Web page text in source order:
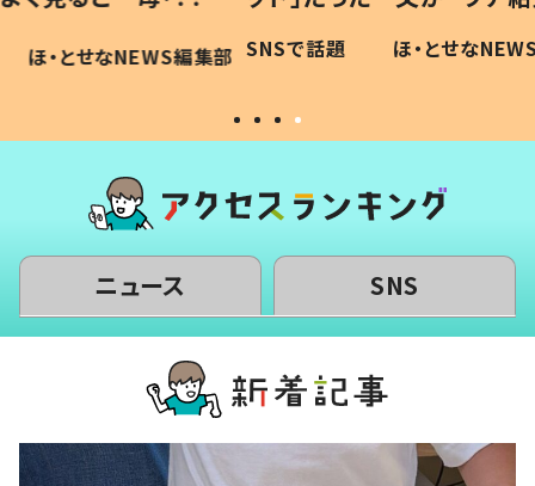
編集部
作り続ける理由とは #令和の親
#令和の子
SNSで話題 ほ・とせなNEWS編集部 「涙が
い」
ニュース SNS